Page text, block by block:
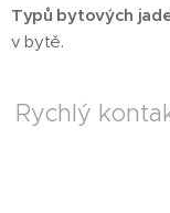
Typů bytových
v bytě.
Rychlý